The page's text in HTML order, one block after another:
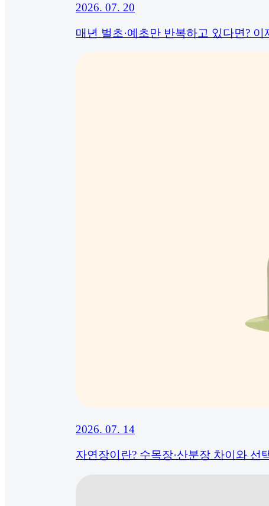
2026. 07. 20
매년 벌초·예초만 반복하고 있다면?
2026. 07. 14
자연장이란? 수목장·산분장 차이와 선